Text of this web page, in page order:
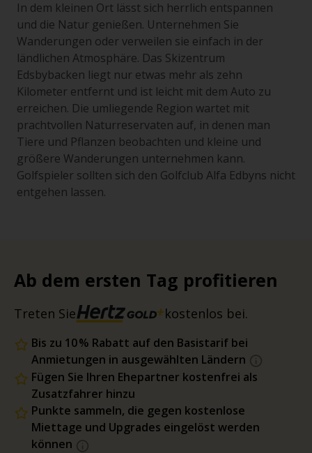
In dem kleinen Ort lässt sich herrlich entspannen
und die Natur genießen. Unternehmen Sie
Wanderungen oder verweilen sie einfach in der
ländlichen Atmosphäre. Das Skizentrum
Edsbybacken liegt nur etwas mehr als zehn
Kilometer entfernt und ist leicht mit dem Auto zu
erreichen. Die umliegende Region wartet mit
prachtvollen Naturreservaten auf, in denen man
Tiere und Pflanzen beobachten und kleine und
größere Wanderungen unternehmen kann.
Golfspieler sollten sich den Golfclub Alfa Edbyns nicht
entgehen lassen.
Ab dem ersten Tag profitieren
Treten Sie kostenlos bei.
Bis zu 10 % Rabatt auf den Basistarif bei
Anmietungen in ausgewählten Ländern
Fügen Sie Ihren Ehepartner kostenfrei als
Zusatzfahrer hinzu
Punkte sammeln, die gegen kostenlose
Miettage und Upgrades eingelöst werden
können